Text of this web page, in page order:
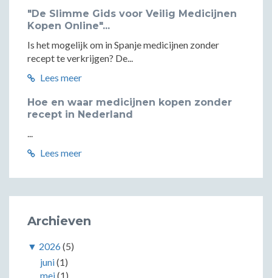
"De Slimme Gids voor Veilig Medicijnen
Kopen Online"...
Is het mogelijk om in Spanje medicijnen zonder
recept te verkrijgen? De...
Lees meer
Hoe en waar medicijnen kopen zonder
recept in Nederland
...
Lees meer
Archieven
▼ 2026(5)
juni(1)
mei(1)